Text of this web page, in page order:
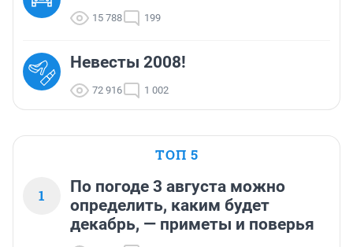
15 788 199
Невесты 2008!
72 916 1 002
ТОП 5
1
По погоде 3 августа можно
определить, каким будет
декабрь, — приметы и поверья